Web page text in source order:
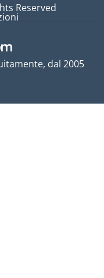
dal 2005
Reserved